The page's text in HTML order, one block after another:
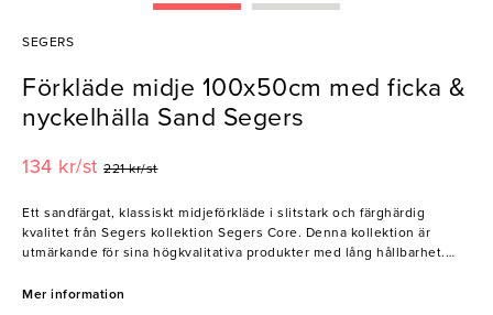
SEGERS
Förkläde midje 100x50cm med ficka &
nyckelhälla Sand Segers
134 kr/st 221 kr/st
Ett sandfärgat, klassiskt midjeförkläde i slitstark och färghärdig
kvalitet från Segers kollektion Segers Core. Denna kollektion är
utmärkande för sina högkvalitativa produkter med lång hållbarhet.
andra nödvändigheter nära till hands. Fickan har dessutom en
Mer information